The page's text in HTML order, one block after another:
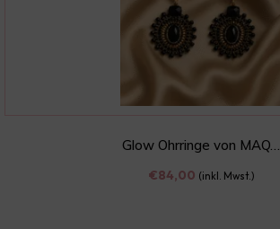
Glow Ohrringe von MAQ…
€84,00 (inkl. Mwst.)